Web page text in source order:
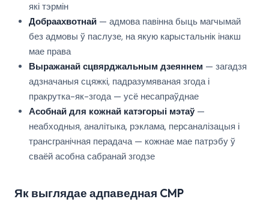
які тэрмін
Добраахвотнай — адмова павінна быць магчымай
без адмовы ў паслузе, на якую карыстальнік інакш
мае права
Выражанай сцвярджальным дзеяннем — загадзя
адзначаныя сцяжкі, падразумяваная згода і
пракрутка-як-згода — усё несапраўднае
Асобнай для кожнай катэгорыі мэтаў —
неабходныя, аналітыка, рэклама, персаналізацыя і
трансгранічная перадача — кожнае мае патрэбу ў
сваёй асобна сабранай згодзе
Як выглядае адпаведная CMP